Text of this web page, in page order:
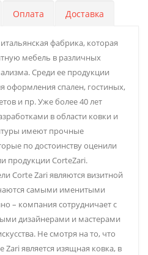
Оплата Доставка
фабрика, которая
мебель в различных
Среди ее продукции
оформления спален, гостиных,
и пр. Уже более 40 лет
в области ковки и
имеют прочные
по достоинству оценили
продукции CorteZari.
Corte Zari являются визитной
самыми именитыми
– компания сотрудничает с
дизайнерами и мастерами
Не смотря на то, что
является изящная ковка, в